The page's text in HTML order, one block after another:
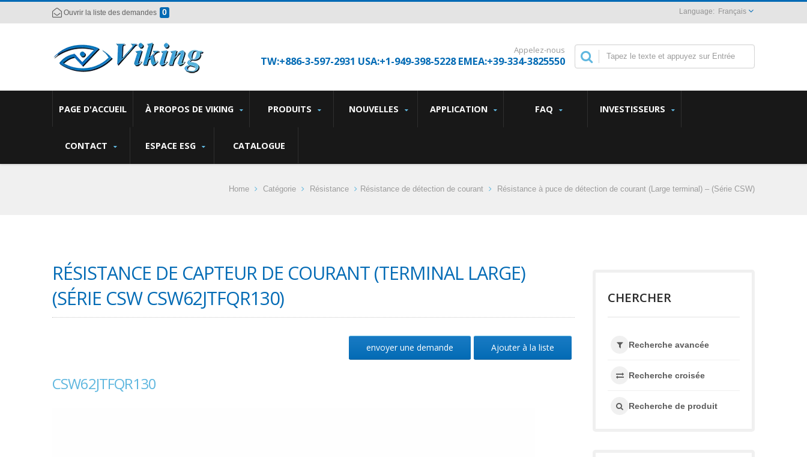
Ouvrir la liste des demandes 0 Français
Appelez-nous
TW:+886-3-597-2931 USA:+1-949-398-5228 EMEA:+39-334-3825550
PAGE D'ACCUEIL À PROPOS DE VIKING PRODUITS NOUVELLES APPLICATION FAQ INVESTISSEURS
CONTACT ESPACE ESG CATALOGUE
Home Catégorie Résistance Résistance de détection de courant Résistance à puce de détection de courant (Large terminal) – (Série CSW)
RÉSISTANCE DE CAPTEUR DE COURANT (TERMINAL LARGE)
(SÉRIE CSW CSW62JTFQR130)
envoyer une demande Ajouter à la liste
CSW62JTFQR130
CHERCHER
Recherche avancée
Recherche croisée
Recherche de produit